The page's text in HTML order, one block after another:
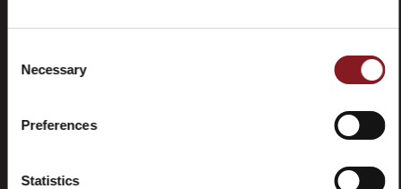
Selection
Necessary
Preferences
Statistics